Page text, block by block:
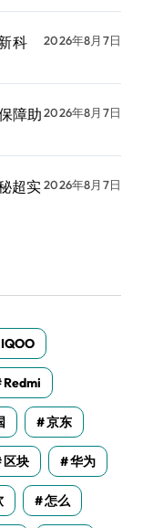
科
2026年8月7日
障助2026年8月7日
超实2026年8月7日
IQOO
Redmi
京东
区块 华为
怎么